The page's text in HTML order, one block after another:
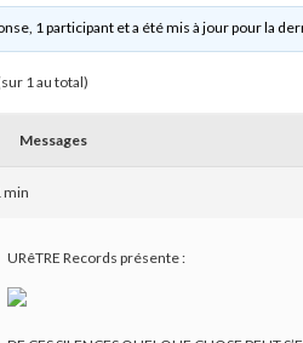
1 participant et a été mis à jour pour la
1 au total)
Messages
min
URêTRE Records présente :